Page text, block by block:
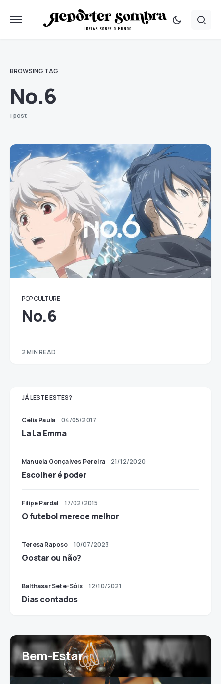
BROWSING TAG
No.6
1 post
POP CULTURE
No.6
2 MIN READ
JÁ LESTE ESTES?
Célia Paula 04/05/2017
La La Emma
Manuela Gonçalves Pereira 21/12/2020
Escolher é poder
Filipe Pardal 17/02/2015
O futebol merece melhor
Teresa Raposo 10/07/2023
Gostar ou não?
Balthasar Sete-Sóis 12/10/2021
Dias contados
Bem-Estar